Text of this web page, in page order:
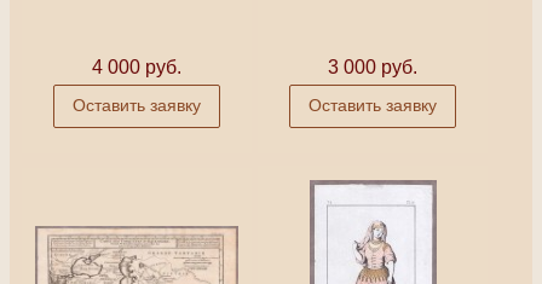
4 000 руб.
Оставить заявку
3 000 руб.
Оставить заявку